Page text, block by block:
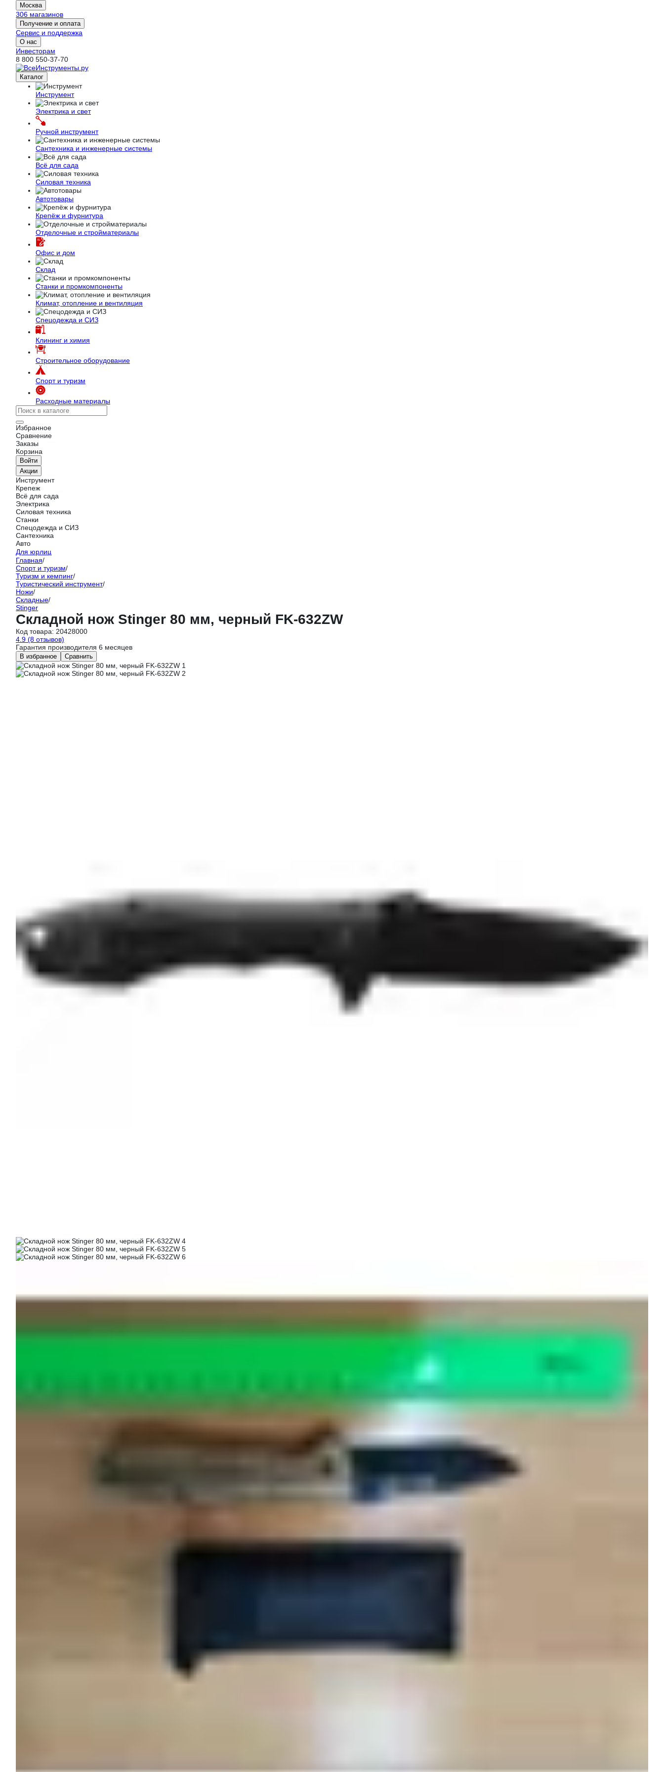
Москва
306 магазинов
Получение и оплата
Сервис и поддержка
О нас
Инвесторам
8 800 550-37-70
Каталог
Инструмент
Электрика и свет
Ручной инструмент
Сантехника и инженерные системы
Всё для сада
Силовая техника
Автотовары
Крепёж и фурнитура
Отделочные и стройматериалы
Офис и дом
Склад
Станки и промкомпоненты
Климат, отопление и вентиляция
Спецодежда и СИЗ
Клининг и химия
Строительное оборудование
Спорт и туризм
Расходные материалы
Избранное
Сравнение
Заказы
Корзина
Войти
Акции
Инструмент
Крепеж
Всё для сада
Электрика
Силовая техника
Станки
Спецодежда и СИЗ
Сантехника
Авто
Для юрлиц
Главная/
Спорт и туризм/
Туризм и кемпинг/
Туристический инструмент/
Ножи/
Складные/
Stinger
Складной нож Stinger 80 мм, черный FK-632ZW
Код товара: 20428000
4.9 (8 отзывов)
Гарантия производителя 6 месяцев
В избранное Сравнить